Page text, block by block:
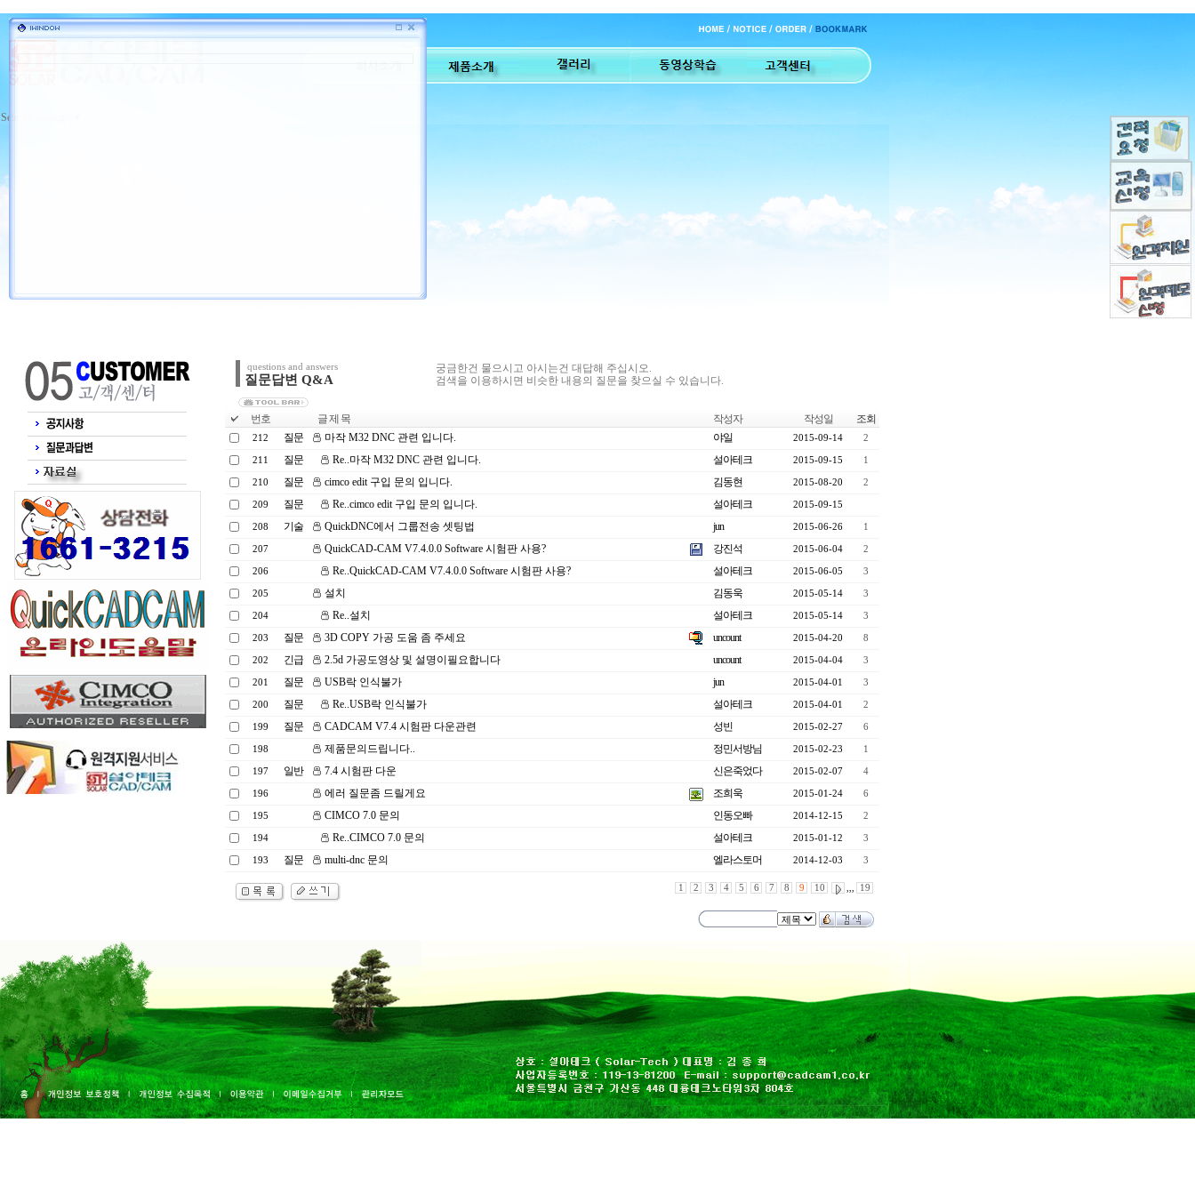
Select Language
questions and answers
질문답변 Q&A
궁금한건 물으시고 아시는건 대답해 주십시오.
검색을 이용하시면 비슷한 내용의 질문을 찾으실 수 있습니다.
번호 글 제 목 작성자 작성일 조회
212 질문 마작 M32 DNC 관련 입니다. 야일 2015-09-14 2
211 질문 Re..마작 M32 DNC 관련 입니다. 설아테크 2015-09-15 1
210 질문 cimco edit 구입 문의 입니다. 김동현 2015-08-20 2
209 질문 Re..cimco edit 구입 문의 입니다. 설아테크 2015-09-15
208 기술 QuickDNC에서 그룹전송 셋팅법 jun 2015-06-26 1
207 QuickCAD-CAM V7.4.0.0 Software 시험판 사용? 강진석 2015-06-04 2
206 Re..QuickCAD-CAM V7.4.0.0 Software 시험판 사용? 설아테크 2015-06-05 3
205 설치 김동욱 2015-05-14 3
204 Re..설치 설아테크 2015-05-14 3
203 질문 3D COPY 가공 도움 좀 주세요 uncount 2015-04-20 8
202 긴급 2.5d 가공도영상 및 설명이필요합니다 uncount 2015-04-04 3
201 질문 USB락 인식불가 jun 2015-04-01 3
200 질문 Re..USB락 인식불가 설아테크 2015-04-01 2
199 질문 CADCAM V7.4 시험판 다운관련 성빈 2015-02-27 6
198 제품문의드립니다.. 정민서방님 2015-02-23 1
197 일반 7.4 시험판 다운 신은죽었다 2015-02-07 4
196 에러 질문좀 드릴게요 조희욱 2015-01-24 6
195 CIMCO 7.0 문의 인동오빠 2014-12-15 2
194 Re..CIMCO 7.0 문의 설아테크 2015-01-12 3
193 질문 multi-dnc 문의 엘라스토머 2014-12-03 3
1 2 3 4 5 6 7 8 9 10 ,,, 19